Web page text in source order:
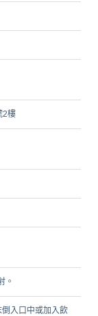
2樓
。
入口中或加入飲